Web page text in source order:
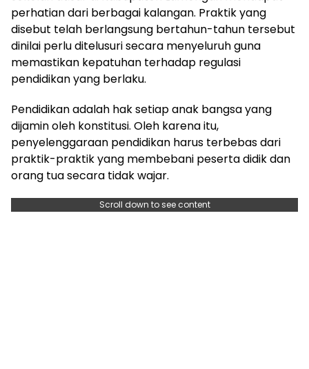
perhatian dari berbagai kalangan. Praktik yang
disebut telah berlangsung bertahun-tahun tersebut
dinilai perlu ditelusuri secara menyeluruh guna
memastikan kepatuhan terhadap regulasi
pendidikan yang berlaku.
Pendidikan adalah hak setiap anak bangsa yang
dijamin oleh konstitusi. Oleh karena itu,
penyelenggaraan pendidikan harus terbebas dari
praktik-praktik yang membebani peserta didik dan
orang tua secara tidak wajar.
Scroll down to see content